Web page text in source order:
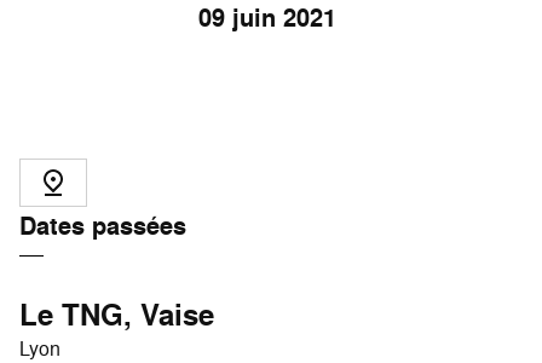
09juin 2021
Dates passées
Le TNG, Vaise
Lyon